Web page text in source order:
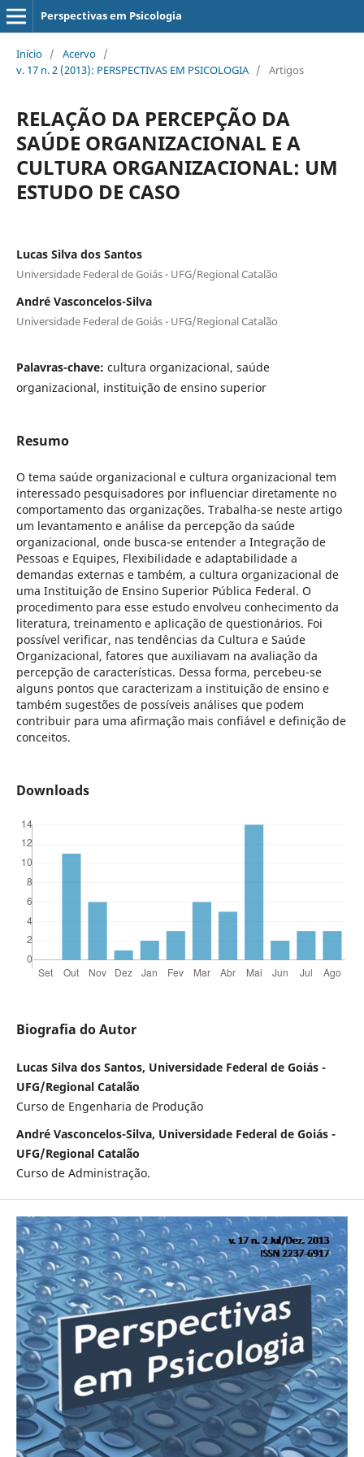
Perspectivas em Psicologia
Início / Acervo /
v. 17 n. 2 (2013): PERSPECTIVAS EM PSICOLOGIA / Artigos
RELAÇÃO DA PERCEPÇÃO DA
SAÚDE ORGANIZACIONAL E A
CULTURA ORGANIZACIONAL: UM
ESTUDO DE CASO
Lucas Silva dos Santos
Universidade Federal de Goiás - UFG/Regional Catalão
André Vasconcelos-Silva
Universidade Federal de Goiás - UFG/Regional Catalão
Palavras-chave: cultura organizacional, saúde
organizacional, instituição de ensino superior
Resumo
O tema saúde organizacional e cultura organizacional tem
interessado pesquisadores por influenciar diretamente no
comportamento das organizações. Trabalha-se neste artigo
um levantamento e análise da percepção da saúde
organizacional, onde busca-se entender a Integração de
Pessoas e Equipes, Flexibilidade e adaptabilidade a
demandas externas e também, a cultura organizacional de
uma Instituição de Ensino Superior Pública Federal. O
procedimento para esse estudo envolveu conhecimento da
literatura, treinamento e aplicação de questionários. Foi
possível verificar, nas tendências da Cultura e Saúde
Organizacional, fatores que auxiliavam na avaliação da
percepção de características. Dessa forma, percebeu-se
alguns pontos que caracterizam a instituição de ensino e
também sugestões de possíveis análises que podem
contribuir para uma afirmação mais confiável e definição de
conceitos.
Downloads
Biografia do Autor
Lucas Silva dos Santos, Universidade Federal de Goiás -
UFG/Regional Catalão
Curso de Engenharia de Produção
André Vasconcelos-Silva, Universidade Federal de Goiás -
UFG/Regional Catalão
Curso de Administração.